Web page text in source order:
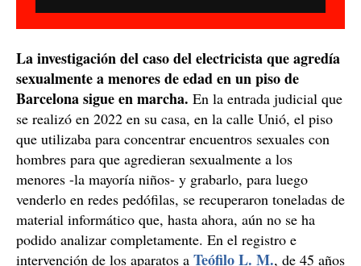
La investigación del caso del electricista que agredía
sexualmente a menores de edad en un piso de
Barcelona sigue en marcha. En la entrada judicial que
se realizó en 2022 en su casa, en la calle Unió, el piso
que utilizaba para concentrar encuentros sexuales con
hombres para que agredieran sexualmente a los
menores -la mayoría niños- y grabarlo, para luego
venderlo en redes pedófilas, se recuperaron toneladas de
material informático que, hasta ahora, aún no se ha
podido analizar completamente. En el registro e
intervención de los aparatos a Teófilo L. M., de 45 años